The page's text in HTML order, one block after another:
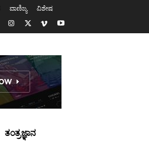
ವಾಣಿಜ್ಯ ವಿಶೇಷ
ತಂತ್ರಜ್ಞಾನ